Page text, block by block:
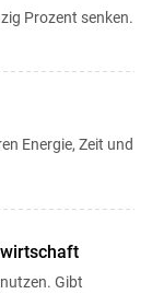
Prozent senken.
Energie, Zeit und
Gibt